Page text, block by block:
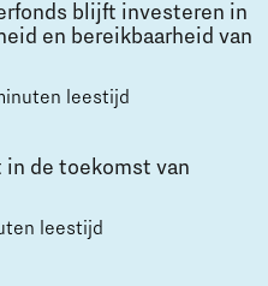
blijft investeren in
en bereikbaarheid van
leestijd
de toekomst van
leestijd